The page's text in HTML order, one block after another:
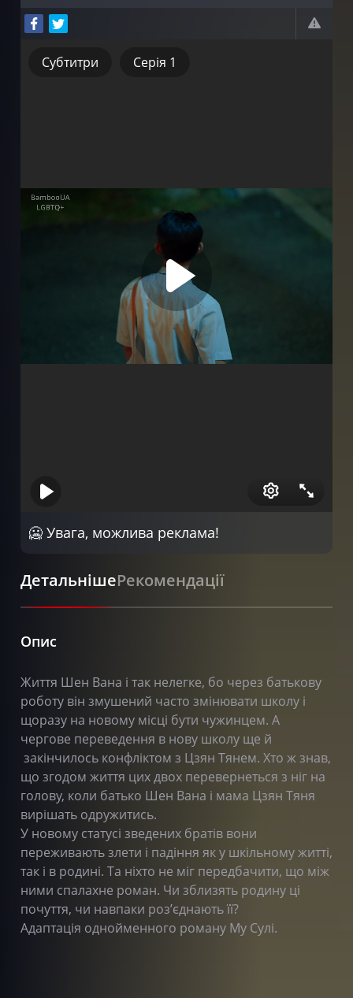
Серія 1
Серія 5
Серія 6
Серія 7
Серія 8
Серія 9
Серія 10
Субтитри
🥶 Увага, можлива реклама!
ДетальнішеРекомендації
Опис
Життя Шен Вана і так нелегке, бо через батькову
роботу він змушений часто змінювати школу і
щоразу на новому місці бути чужинцем. А
чергове переведення в нову школу ще й
закінчилось конфліктом з Цзян Тянем. Хто ж знав,
що згодом життя цих двох перевернеться з ніг на
голову, коли батько Шен Вана і мама Цзян Тяня
вирішать одружитись.
У новому статусі зведених братів вони
переживають злети і падіння як у шкільному житті,
так і в родині. Та ніхто не міг передбачити, що між
ними спалахне роман. Чи зблизять родину ці
почуття, чи навпаки розʼєднають її?
Адаптація однойменного роману Му Сулі.